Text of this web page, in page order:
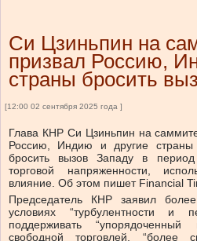
Си Цзиньпин на
призвал Россию,
страны бросить
[12:00 02 сентября 2025 года ]
Глава КНР Си Цзиньпин на
Россию, Индию и другие страны
бросить вызов Западу в период
торговой напряженности,
влияние. Об этом пишет Financial
Председатель КНР заявил
условиях “турбулентности и
поддерживать
свободной торговлей, “более